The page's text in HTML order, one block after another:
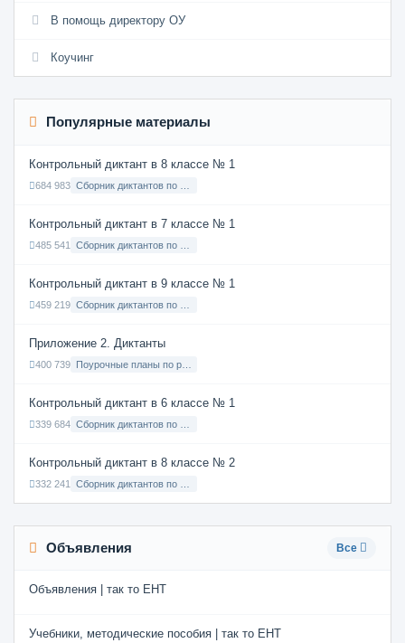
В помощь директору ОУ
Коучинг
Популярные материалы
Контрольный диктант в 8 классе № 1
684 983
Контрольный диктант в 7 классе № 1
485 541
Контрольный диктант в 9 классе № 1
459 219
Приложение 2. Диктанты
400 739
Контрольный диктант в 6 классе № 1
339 684
Контрольный диктант в 8 классе № 2
332 241
Объявления Все
Объявления | так то ЕНТ
Учебники, методические пособия | так то ЕНТ